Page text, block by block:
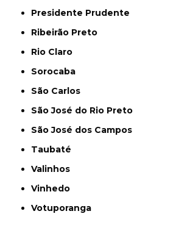
Presidente Prudente
Ribeirão Preto
Rio Claro
Sorocaba
São Carlos
São José do Rio Preto
São José dos Campos
Taubaté
Valinhos
Vinhedo
Votuporanga